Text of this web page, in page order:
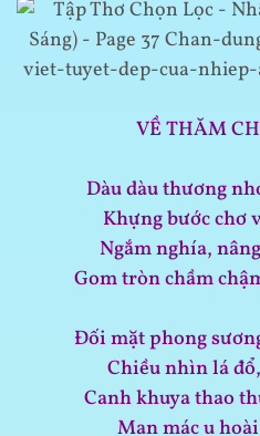
VỀ THĂM
Dàu dàu thương
Khựng bước chơ
Ngắm nghía,
Gom tròn chầm
Đối mặt phong
Chiều nhìn lá
Canh khuya thao
Man mác u